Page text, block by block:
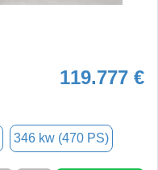
119.777 €
346 kw (470 PS)